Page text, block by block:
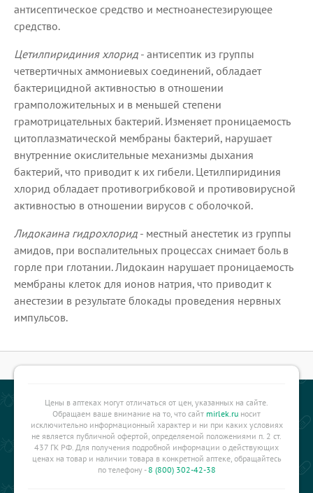
антисептическое средство и местноанестезирующее
средство.
Цетилпиридиния хлорид - антисептик из группы
четвертичных аммониевых соединений, обладает
бактерицидной активностью в отношении
грамположительных и в меньшей степени
грамотрицательных бактерий. Изменяет проницаемость
цитоплазматической мембраны бактерий, нарушает
внутренние окислительные механизмы дыхания
бактерий, что приводит к их гибели. Цетилпиридиния
хлорид обладает противогрибковой и противовирусной
активностью в отношении вирусов с оболочкой.
Лидокаина гидрохлорид - местный анестетик из группы
амидов, при воспалительных процессах снимает боль в
горле при глотании. Лидокаин нарушает проницаемость
мембраны клеток для ионов натрия, что приводит к
анестезии в результате блокады проведения нервных
импульсов.
Цены в аптеках могут отличаться от цен, указанных на сайте.
Обращаем ваше внимание на то, что сайт mirlek.ru носит
исключительно информационный характер и ни при каких условиях
не является публичной офертой, определяемой положениями п. 2 ст.
437 ГК РФ. Для получения подробной информации о действующих
ценах на товар и наличии товара в конкретной аптеке, обращайтесь
по телефону -8 (800) 302-42-38